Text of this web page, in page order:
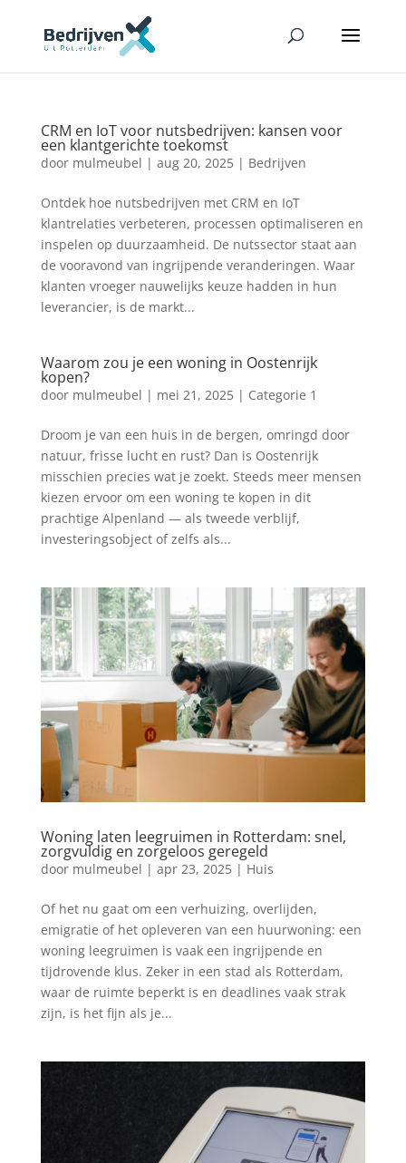
CRM en IoT voor nutsbedrijven: kansen voor
een klantgerichte toekomst
door mulmeubel | aug 20, 2025| Bedrijven
Ontdek hoe nutsbedrijven met CRM en IoT
klantrelaties verbeteren, processen optimaliseren en
inspelen op duurzaamheid. De nutssector staat aan
de vooravond van ingrijpende veranderingen. Waar
klanten vroeger nauwelijks keuze hadden in hun
leverancier, is de markt...
Waarom zou je een woning in Oostenrijk
kopen?
door mulmeubel | mei 21, 2025| Categorie 1
Droom je van een huis in de bergen, omringd door
natuur, frisse lucht en rust? Dan is Oostenrijk
misschien precies wat je zoekt. Steeds meer mensen
kiezen ervoor om een woning te kopen in dit
prachtige Alpenland — als tweede verblijf,
investeringsobject of zelfs als...
Woning laten leegruimen in Rotterdam: snel,
zorgvuldig en zorgeloos geregeld
door mulmeubel | apr 23, 2025| Huis
Of het nu gaat om een verhuizing, overlijden,
emigratie of het opleveren van een huurwoning: een
woning leegruimen is vaak een ingrijpende en
tijdrovende klus. Zeker in een stad als Rotterdam,
waar de ruimte beperkt is en deadlines vaak strak
zijn, is het fijn als je...